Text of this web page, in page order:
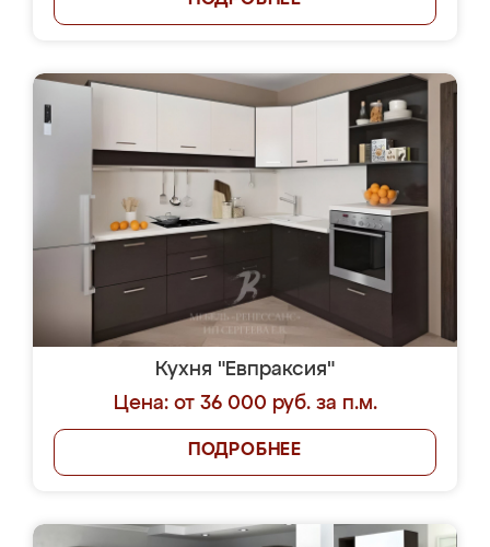
Кухня "Евпраксия"
Цена: от 36 000 руб. за п.м.
ПОДРОБНЕЕ